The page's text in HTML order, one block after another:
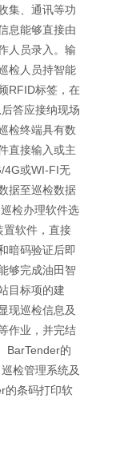
集、通讯等功
息能够直接由
人员录入。输
检人员持智能
RFID标签，在
答应接纳现场
检终端具有数
直接输入或主
4G或WI-FI无
据至巡检数据
检办理软件选
置软件，直接
暗码验证后即
够完成油田智
目标项的建
现巡检信息及
作业，并完结
BarTender的
检管理系统及
的条码打印软